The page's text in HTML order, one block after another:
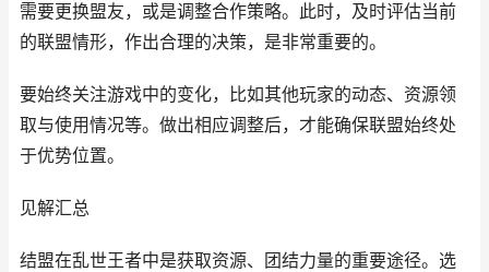
需要更换盟友，或是调整合作策略。此时，及时评估当前
的联盟情形，作出合理的决策，是非常重要的。
要始终关注游戏中的变化，比如其他玩家的动态、资源领
取与使用情况等。做出相应调整后，才能确保联盟始终处
于优势位置。
见解汇总
结盟在乱世王者中是获取资源、团结力量的重要途径。选